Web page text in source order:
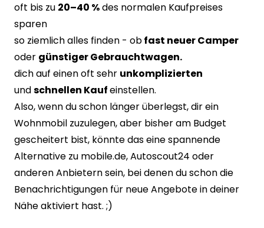
oft bis zu 20–40 %des normalen Kaufpreises
sparen
so ziemlich alles finden - obfast neuer Camper
oder günstiger Gebrauchtwagen.
dich auf einen oft sehr unkomplizierten
undschnellen Kaufeinstellen.
Also, wenn du schon länger überlegst, dir ein
Wohnmobil zuzulegen, aber bisher am Budget
gescheitert bist, könnte das eine spannende
Alternative zu mobile.de, Autoscout24 oder
anderen Anbietern sein, bei denen du schon die
Benachrichtigungen für neue Angebote in deiner
Nähe aktiviert hast. ;)